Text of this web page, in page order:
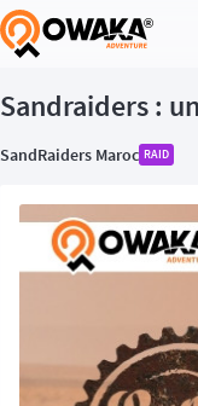
®
Sandraiders :
SandRaiders Maroc RAID